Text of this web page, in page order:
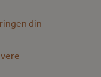
din